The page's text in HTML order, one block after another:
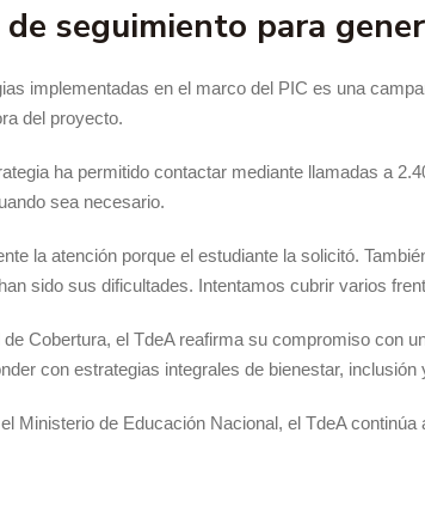
de seguimiento para
implementadas en el marco del PIC es una
del proyecto.
ha permitido contactar mediante llamadas a
sea necesario.
la atención porque el estudiante la solicitó.
sido sus dificultades. Intentamos cubrir varios
de Cobertura, el TdeA reafirma su compromiso con
con estrategias integrales de bienestar, inclusión
Ministerio de Educación Nacional, el TdeA